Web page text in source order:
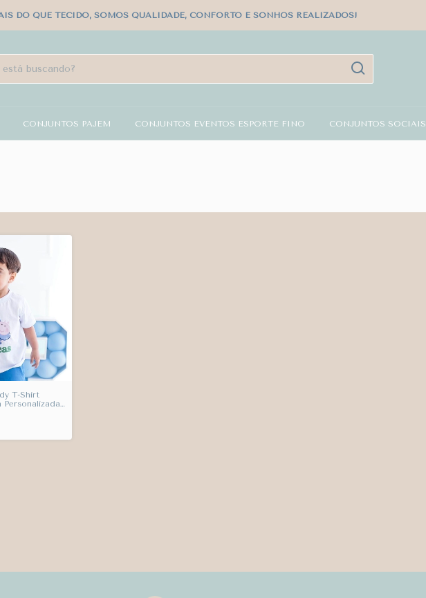
DO QUE TECIDO, SOMOS QUALIDADE, CONFORTO E SONHOS REALIZADOS!
CONJUNTOS PAJEM CONJUNTOS EVENTOS ESPORTE FINO CONJUNTOS SOCIAIS
T-Shirt
Personalizada
Índigo